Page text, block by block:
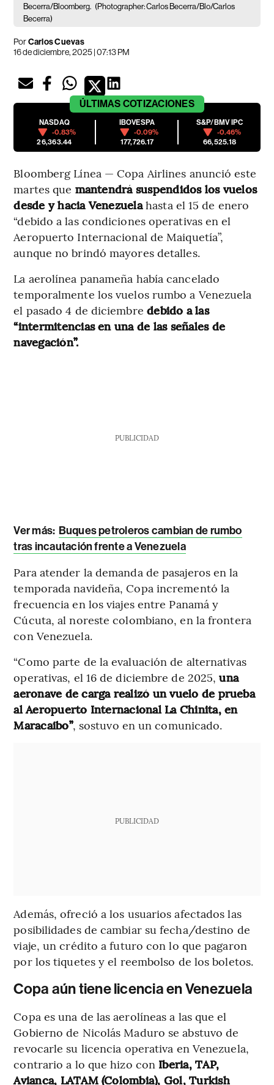
Becerra/Bloomberg. (Photographer: Carlos Becerra/Blo/Carlos
Becerra)
PorCarlos Cuevas
16 de diciembre, 2025 | 07:13 PM
ÚLTIMAS COTIZACIONES
NASDAQ
-0.83%
26,363.44
IBOVESPA
-0.09%
177,726.17
S&P/BMV IPC
-0.46%
66,525.18
Bloomberg Línea — Copa Airlines anunció este
martes que mantendrá suspendidos los vuelos
desde y hacia Venezuelahasta el 15 de enero
“debido a las condiciones operativas en el
Aeropuerto Internacional de Maiquetía”,
aunque no brindó mayores detalles.
La aerolínea panameña había cancelado
temporalmente los vuelos rumbo a Venezuela
el pasado 4 de diciembre debido a las
“intermitencias en una de las señales de
navegación”.
PUBLICIDAD
Ver más: Buques petroleros cambian de rumbo
tras incautación frente a Venezuela
Para atender la demanda de pasajeros en la
temporada navideña, Copa incrementó la
frecuencia en los viajes entre Panamá y
Cúcuta, al noreste colombiano, en la frontera
con Venezuela.
“Como parte de la evaluación de alternativas
operativas, el 16 de diciembre de 2025,una
aeronave de carga realizó un vuelo de prueba
al Aeropuerto Internacional La Chinita, en
Maracaibo”, sostuvo en un comunicado.
PUBLICIDAD
Además, ofreció a los usuarios afectados las
posibilidades de cambiar su fecha/destino de
viaje, un crédito a futuro con lo que pagaron
por los tiquetes y el reembolso de los boletos.
Copa aún tiene licencia en Venezuela
Copa es una de las aerolíneas a las que el
Gobierno de Nicolás Maduro se abstuvo de
revocarle su licencia operativa en Venezuela,
contrario a lo que hizo con Iberia, TAP,
Avianca, LATAM (Colombia), Gol, Turkish